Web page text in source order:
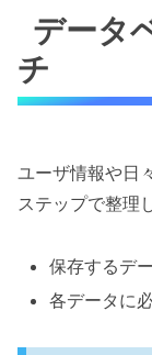
データ
チ
ユーザ情報や日
ステップで整理
保存するデ
各データに